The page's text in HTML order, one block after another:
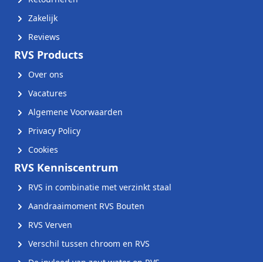
Zakelijk
Reviews
RVS Products
Over ons
Vacatures
Algemene Voorwaarden
Privacy Policy
Cookies
RVS Kenniscentrum
RVS in combinatie met verzinkt staal
Aandraaimoment RVS Bouten
RVS Verven
Verschil tussen chroom en RVS